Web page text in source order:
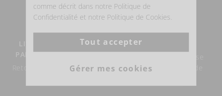
LIVRAISON GRATUITE À
PARTIR DE €100 D'ACHAT
Retour possible endéans les
LE LIN BELGE
construit depuis plus de
comme décrit dans notre Politique de
Confidentialité et notre Politique de Cookies.
Tout accepter
Gérer mes cookies